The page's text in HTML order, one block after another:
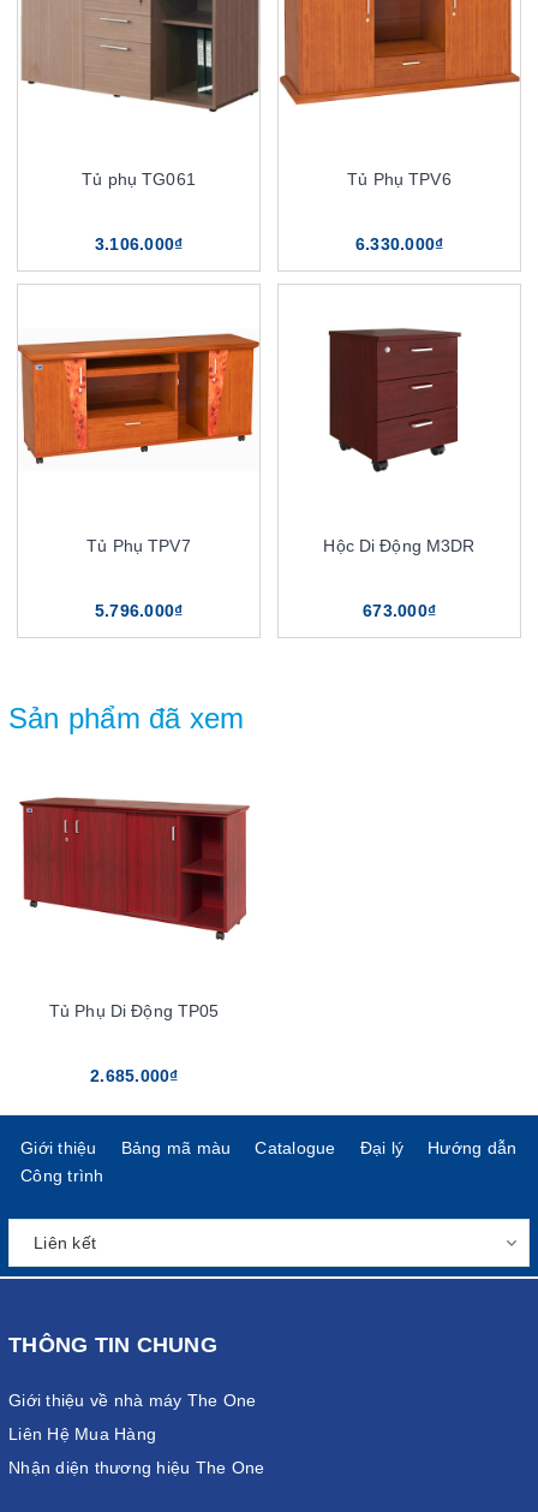
Tủ phụ TG061
3.106.000₫
Tủ Phụ TPV6
6.330.000₫
Tủ Phụ TPV7
5.796.000₫
Hộc Di Động M3DR
673.000₫
Sản phẩm đã xem
Tủ Phụ Di Động TP05
2.685.000₫
Giới thiệu Bảng mã màu Catalogue Đại lý
Hướng dẫn
Công trình
THÔNG TIN CHUNG
Giới thiệu về nhà máy The One
Liên Hệ Mua Hàng
Nhận diện thương hiệu The One